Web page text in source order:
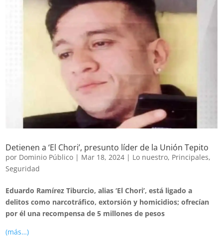
Detienen a ‘El Chori’, presunto líder de la Unión Tepito
por Dominio Público | Mar 18, 2024 | Lo nuestro, Principales,
Seguridad
Eduardo Ramírez Tiburcio, alias ‘El Chori’, está ligado a
delitos como narcotráfico, extorsión y homicidios; ofrecían
por él una recompensa de 5 millones de pesos
(más…)